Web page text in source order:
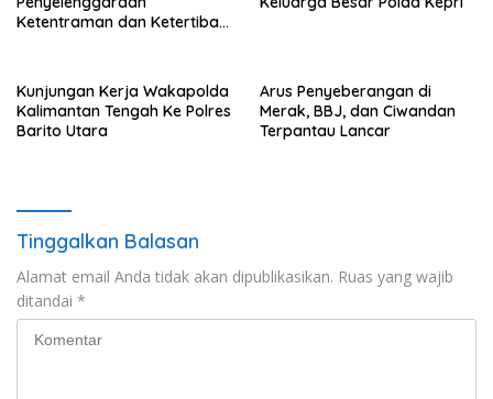
Ketentraman dan Ketertiban
Kunjungan Kerja Wakapolda
Kalimantan Tengah Ke Polres
Barito Utara
Arus Penyeberangan di
Merak, BBJ, dan Ciwandan
Terpantau Lancar
Tinggalkan Balasan
Alamat email Anda tidak akan dipublikasikan. Ruas yang wajib
ditandai *